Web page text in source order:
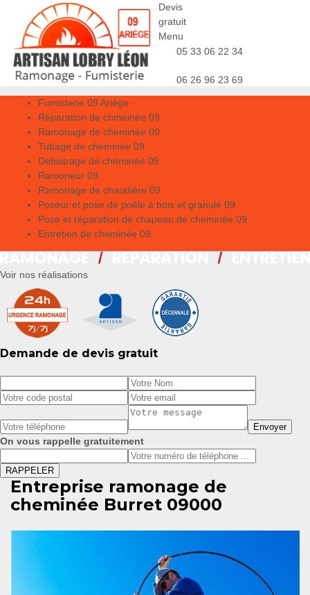
Devis
gratuit
Menu
05 33 06 22 34
06 26 96 23 69
Fumisterie 09 Ariège
Réparation de chmeinée 09
Ramonage de cheminée 09
Tubage de cheminée 09
Débistrage de cheminée 09
Ramoneur 09
Ramonage de chaudière 09
Poseur et pose de poêle à bois et granulé 09
Pose et réparation de chapeau de cheminée 09
Entretien de cheminée 09
Voir nos réalisations
Demande de devis gratuit
On vous rappelle gratuitement
Entreprise ramonage de
cheminée Burret 09000